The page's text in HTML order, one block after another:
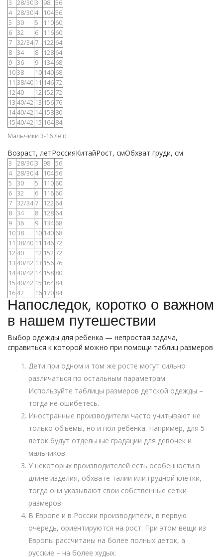
3 28/303 98 56
4 28/304 10456
5
30 5 110 60
6 32 6 116 60
7 32/34 7 122 64
8 34 8 128 64
9 36 9 134 68
1038 10 140 68
11 38/40 11 146 72
1240 12 152 72
13 40/42 13 156 76
1440/42 14 158 80
15 40/42 15 164 84
Мальчики 3-16 лет:
Возраст, летРоссияКитайРост, смОбхват груди, см
3 28/303 98 56
4 28/304 10456
5
30 5 110 60
6 32 6 116 60
7 32/34 7 122 64
8 34 8 128 64
9 36 9 134 68
1038 10 140 68
11 38/40 11 146 72
1240 12 152 72
13 40/42 13 156 76
1440/42 14 158 80
15 40/42 15 164 84
1642 16 170 84
Напоследок, коротко о важном
в нашем путешествии
Выбор одежды для ребенка — непростая задача,
справиться к которой можно при помощи таблиц размеров
Дети при одном и том же росте могут сильно
различаться по остальным параметрам.
Используйте таблицы размеров детской одежды –
тогда не ошибетесь.
Иностранные производители часто учитывают не
только объемы, но и пол ребенка. Например, для 5-
леток будут отдельные градации для девочек и
мальчиков.
У некоторых производителей есть особенности в
длине изделия, обхвате талии или грудной клетки,
тогда они указывают свои собственные сетки
размеров.
В Европе и в России производители, в первую
очередь, ориентируются на рост. При этом вещи из
Европы рассчитаны на более полных деток, а
русские – на более худых.